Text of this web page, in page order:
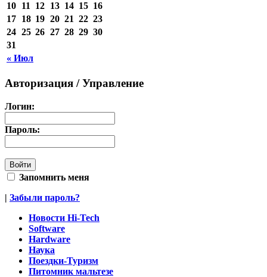
« Июл
10 11 12 13 14 15 16
17 18 19 20 21 22 23
24 25 26 27 28 29 30
31
Авторизация / Управление
Логин:
Пароль:
Запомнить меня
| Забыли пароль?
Новости Hi-Tech
Software
Hardware
Наука
Поездки-Туризм
Питомник мальтезе